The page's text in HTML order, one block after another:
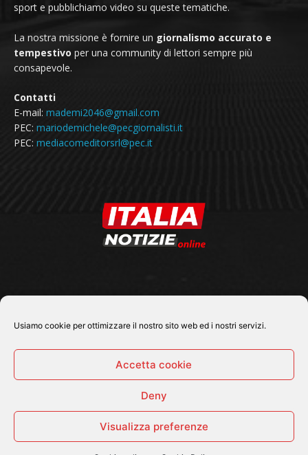
Usiamo cookie per ottimizzare il nostro sito web ed i nostri servizi.
Accetta cookie
Deny
Visualizza preferenze
sport e pubblichiamo video su queste tematiche.
La nostra missione è fornire un giornalismo accurato e
tempestivo per una community di lettori sempre più
consapevole.
Contatti
E-mail: mademi2046@gmail.com
PEC: mariodemichele@pecgiornalisti.it
PEC: mediacomeditorsrl@pec.it
© 2026 Tutti i diritti riservati - Italia Notizie .online |
Cronaca Economia